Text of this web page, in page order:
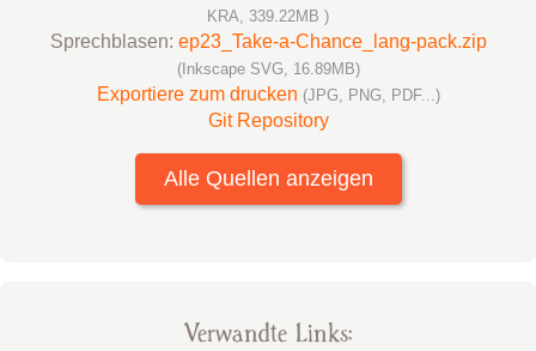
KRA, 339.22MB )
Sprechblasen: ep23_Take-a-Chance_lang-pack.zip
(Inkscape SVG, 16.89MB)
Exportiere zum drucken (JPG, PNG, PDF...)
Git Repository
Alle Quellen anzeigen
Verwandte Links: